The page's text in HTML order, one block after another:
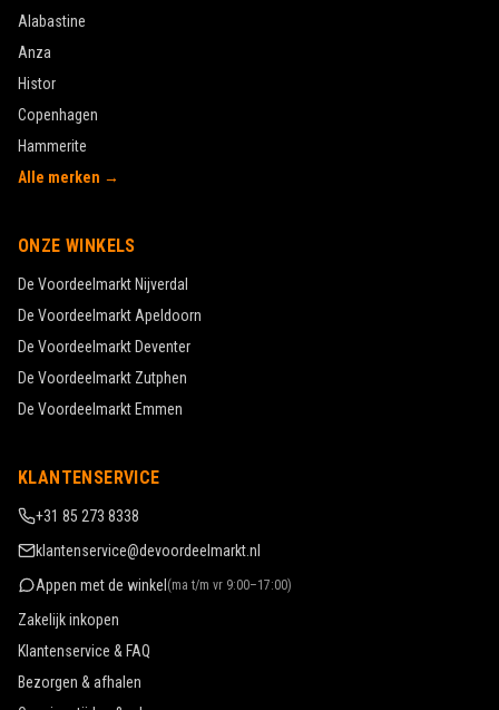
Alabastine
Anza
Histor
Copenhagen
Hammerite
Alle merken →
ONZE WINKELS
De Voordeelmarkt Nijverdal
De Voordeelmarkt Apeldoorn
De Voordeelmarkt Deventer
De Voordeelmarkt Zutphen
De Voordeelmarkt Emmen
KLANTENSERVICE
+31 85 273 8338
klantenservice@devoordeelmarkt.nl
Appen met de winkel (ma t/m vr 9:00–17:00)
Zakelijk inkopen
Klantenservice & FAQ
Bezorgen & afhalen